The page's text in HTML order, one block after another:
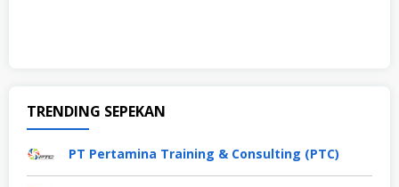
TRENDING SEPEKAN
PT Pertamina Training & Consulting (PTC)